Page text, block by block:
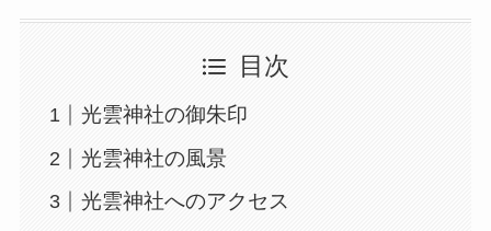
目次
光雲神社の御朱印
光雲神社の風景
光雲神社へのアクセス